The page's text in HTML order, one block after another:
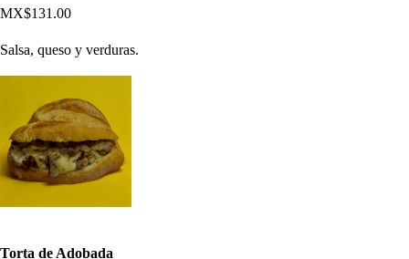
MX$131.00
Salsa, queso y verduras.
Torta de Adobada